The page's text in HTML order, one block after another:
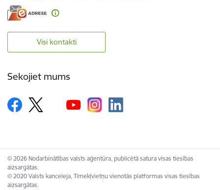
Visi kontakti
Sekojiet mums
© 2026 Nodarbinātības valsts aģentūra, publicētā satura visas tiesības
aizsargātas.
© 2020 Valsts kanceleja, Tīmekļvietņu vienotās platformas visas tiesības
aizsargātas.